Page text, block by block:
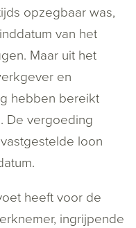
opzegbaar was,
van het
Maar uit het
en
hebben bereikt
De vergoeding
loon
heeft voor de
ingrijpende